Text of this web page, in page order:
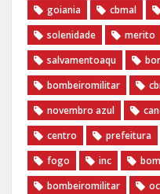
goiania
cbmal
solenidade
merito
salvamentoaqu
bombeiromilitar
novembro azul
centro
prefeitura
fogo
inc
bombeiromilitar